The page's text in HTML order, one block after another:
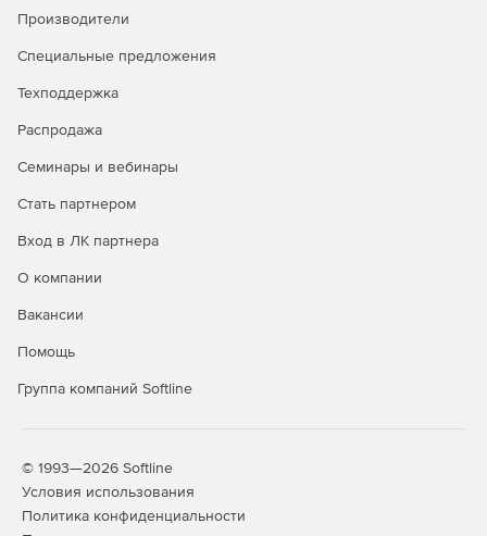
Базы данных производителей оборудования
К программе прилагаются более 50 баз данных
производителей охранно-пожарных систем, извещателей,
Прозрачный импорт из баз производителей позволяет
представленное в этих базах, а значит быстрее и
успешнее разрабатывать проект. Все базы данных
Программа не только сокращает до минимума число
самостоятельно создает отчетную документацию по
размещения либо в области чертежа, либо в пакете
Производители
Специальные предложения
Техподдержка
Распродажа
Семинары и вебинары
Стать партнером
Вход в ЛК партнера
О компании
Вакансии
Помощь
Группа компаний Softline
© 1993—2026 Softline
Условия использования
Политика конфиденциальности